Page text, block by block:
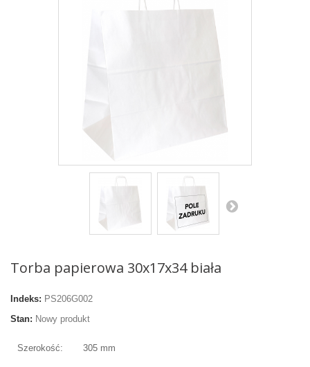
Torba papierowa 30x17x34 biała
Indeks: PS206G002
Stan: Nowy produkt
Szerokość: 305 mm